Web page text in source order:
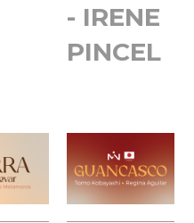
- IRENE
PINCEL